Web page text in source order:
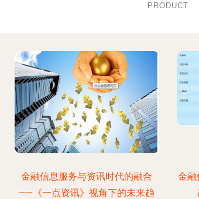
PRODUCT
金融信息服务与资讯时代的融合
——《一点资讯》视角下的未来趋
金融